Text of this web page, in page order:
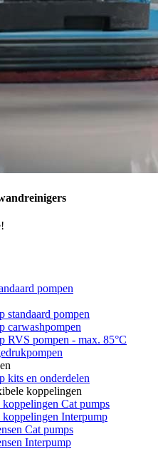
pompen
standaard pompen
carwashpompen
RVS pompen - max. 85°C
kits en onderdelen
koppelingen
Cat pumps
Interpump
Cat pumps
Interpump